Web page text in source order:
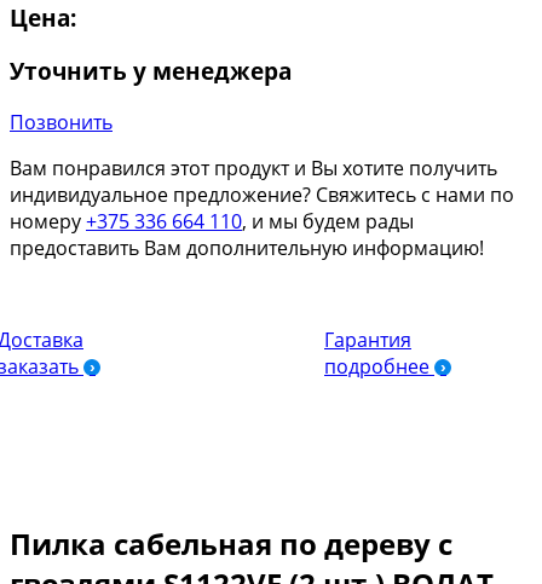
Цена:
Уточнить у менеджера
Позвонить
Вам понравился этот продукт и Вы хотите получить
индивидуальное предложение? Свяжитесь с нами по
номеру+375 336 664 110, и мы будем рады
предоставить Вам дополнительную информацию!
Гарантия
подробнее
Пилка сабельная по дереву с